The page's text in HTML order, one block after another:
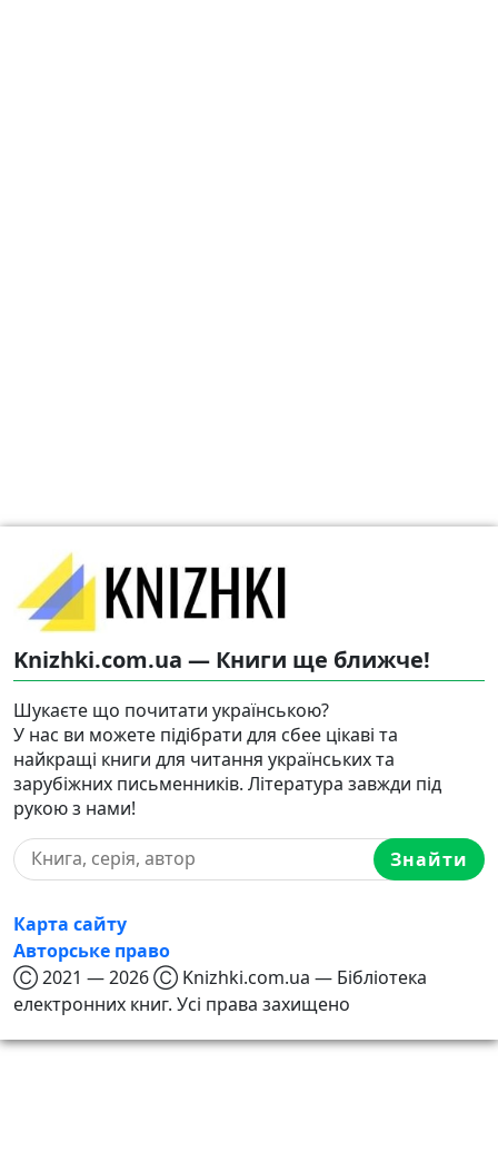
Knizhki.com.ua — Книги ще ближче!
Шукаєте що почитати українською?
У нас ви можете підібрати для сбее цікаві та
найкращі книги для читання українських та
зарубіжних письменників. Література завжди під
рукою з нами!
Знайти
Карта сайту
Авторське право
Ⓒ 2021 — 2026 Ⓒ Knizhki.com.ua — Бібліотека
електронних книг. Усі права захищено